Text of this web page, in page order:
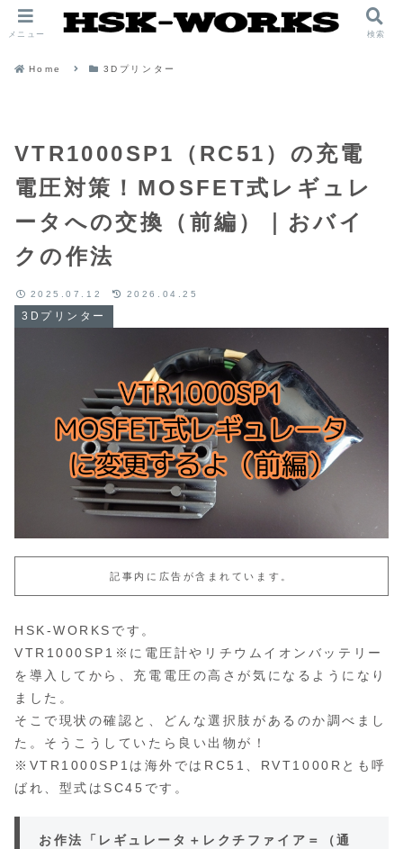
Home 3Dプリンター
VTR1000SP1（RC51）の充電
電圧対策！MOSFET式レギュレ
ータへの交換（前編）｜おバイ
クの作法
3Dプリンター
2025.07.12 2026.04.25
記事内に広告が含まれています。
HSK-WORKSです。
VTR1000SP1※に電圧計やリチウムイオンバッテリー
を導入してから、充電電圧の高さが気になるようになり
ました。
そこで現状の確認と、どんな選択肢があるのか調べまし
た。そうこうしていたら良い出物が！
※VTR1000SP1は海外ではRC51、RVT1000Rとも呼
ばれ、型式はSC45です。
お作法「レギュレータ＋レクチファイア＝（通
メニュー 検索